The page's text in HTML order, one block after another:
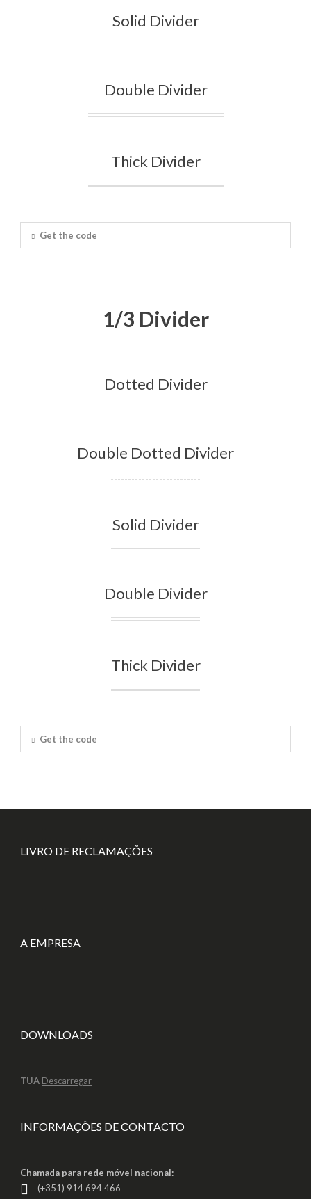
Solid Divider
Double Divider
Thick Divider
Get the code
1/3 Divider
Dotted Divider
Double Dotted Divider
Solid Divider
Double Divider
Thick Divider
Get the code
LIVRO DE RECLAMAÇÕES
A EMPRESA
DOWNLOADS
TUA Descarregar
INFORMAÇÕES DE CONTACTO
Chamada para rede móvel nacional:
(+351) 914 694 466